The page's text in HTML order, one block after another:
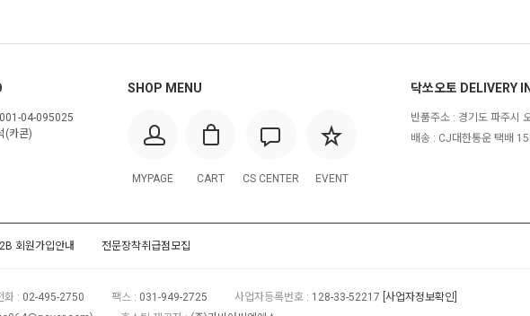
04-095025
(카콘)
SHOP MENU
MYPAGE CART CS CENTER EVENT
닥쏘오토 DELIVERY
반품주소 : 경기도 파주시
배송 : CJ대한통운 택배
회원가입안내 전문장착취급점모집
화 : 02-495-2750 팩스 : 031-949-2725 사업자등록번호 : 128-33-52217 [사업자정보확인]